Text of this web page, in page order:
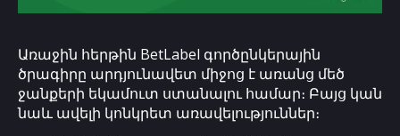
Առաջին հերթին BetLabel գործընկերային
ծրագիրը արդյունավետ միջոց է առանց մեծ
ջանքերի եկամուտ ստանալու համար։ Բայց կան
նաև ավելի կոնկրետ առավելություններ։